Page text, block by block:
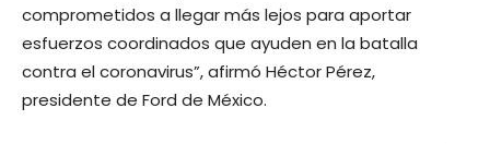
comprometidos a llegar más lejos para aportar
esfuerzos coordinados que ayuden en la batalla
contra el coronavirus”, afirmó Héctor Pérez,
presidente de Ford de México.